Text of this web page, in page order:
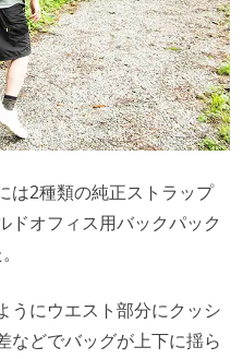
は2種類の純正ストラップ
ドオフィス用バックパック
うにウエスト部分にクッシ
などでバッグが上下に揺ら